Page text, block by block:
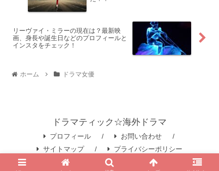
リーヴァイ・ミラーの現在は？最新映
画、身長や誕生日などのプロフィールと
インスタをチェック！
ホーム ドラマ女優
ドラマティック☆海外ドラマ
プロフィール
お問い合わせ
サイトマップ
プライバシーポリシー
© 2020 ドラマティック☆海外ドラマ.